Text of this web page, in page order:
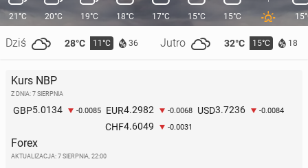
21°C
Dziś 28°C 11°C 36 Jutro 32°C 15°C 18
20°C 19°C 18°C 17°C 15°C 15°C
Kurs NBP
Z DNIA: 7 SIERPNIA
GBP5.0134 -0.0085 EUR4.2982 -0.0068 USD3.7236 -0.0084
CHF4.6049 -0.0031
Forex
AKTUALIZACJA: 7 SIERPNIA, 22:00